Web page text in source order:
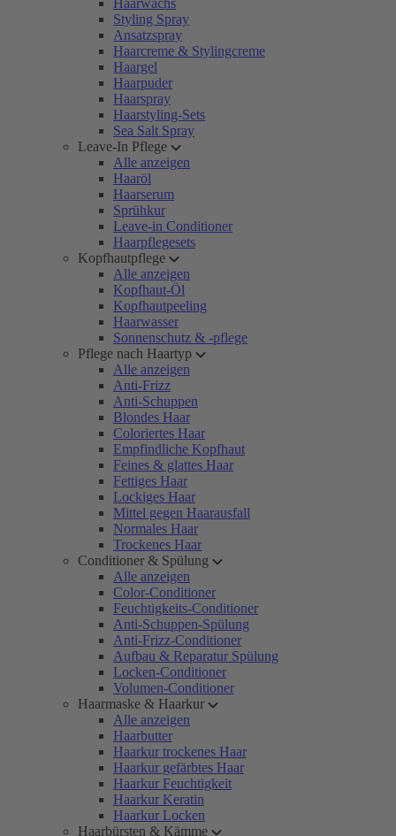
Haarwachs
Styling Spray
Ansatzspray
Haarcreme & Stylingcreme
Haargel
Haarpuder
Haarspray
Haarstyling-Sets
Sea Salt Spray
Leave-In Pflege
Alle anzeigen
Haaröl
Haarserum
Sprühkur
Leave-in Conditioner
Haarpflegesets
Kopfhautpflege
Alle anzeigen
Kopfhaut-Öl
Kopfhautpeeling
Haarwasser
Sonnenschutz & -pflege
Pflege nach Haartyp
Alle anzeigen
Anti-Frizz
Anti-Schuppen
Blondes Haar
Coloriertes Haar
Empfindliche Kopfhaut
Feines & glattes Haar
Fettiges Haar
Lockiges Haar
Mittel gegen Haarausfall
Normales Haar
Trockenes Haar
Conditioner & Spülung
Alle anzeigen
Color-Conditioner
Feuchtigkeits-Conditioner
Anti-Schuppen-Spülung
Anti-Frizz-Conditioner
Aufbau & Reparatur Spülung
Locken-Conditioner
Volumen-Conditioner
Haarmaske & Haarkur
Alle anzeigen
Haarbutter
Haarkur trockenes Haar
Haarkur gefärbtes Haar
Haarkur Feuchtigkeit
Haarkur Keratin
Haarkur Locken
Haarbürsten & Kämme